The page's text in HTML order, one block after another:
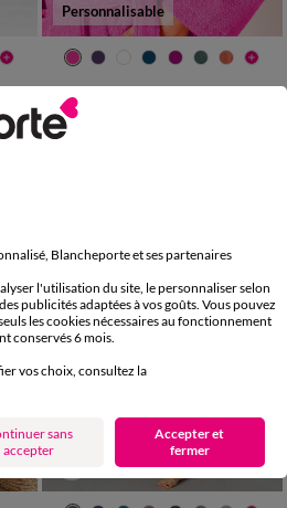
€ *
Personnalisable
34/36 38/40 42/44
46/48
50/52 54/56
-50% dès 2 art Code 899013
Blancheporte et ses partenaires
l'utilisation du site, le personnaliser selon
publicités adaptées à vos goûts. Vous pouvez
les cookies nécessaires au fonctionnement
conservés 6 mois.
vos choix, consultez la
sans
accepter
Accepter et
fermer